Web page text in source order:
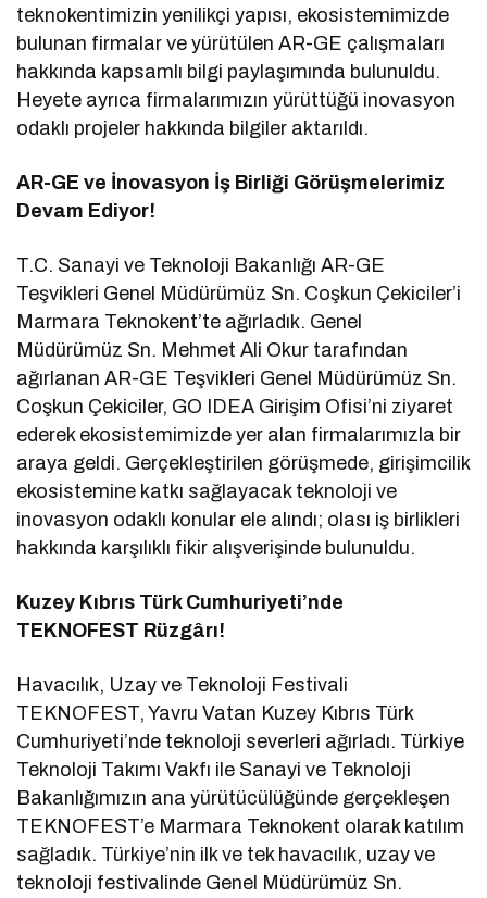
teknokentimizin yenilikçi yapısı, ekosistemimizde
bulunan firmalar ve yürütülen AR-GE çalışmaları
hakkında kapsamlı bilgi paylaşımında bulunuldu.
Heyete ayrıca firmalarımızın yürüttüğü inovasyon
odaklı projeler hakkında bilgiler aktarıldı.
AR-GE ve İnovasyon İş Birliği Görüşmelerimiz
Devam Ediyor!
T.C. Sanayi ve Teknoloji Bakanlığı AR-GE
Teşvikleri Genel Müdürümüz Sn. Coşkun Çekiciler’i
Marmara Teknokent’te ağırladık. Genel
Müdürümüz Sn. Mehmet Ali Okur tarafından
ağırlanan AR-GE Teşvikleri Genel Müdürümüz Sn.
Coşkun Çekiciler, GO IDEA Girişim Ofisi’ni ziyaret
ederek ekosistemimizde yer alan firmalarımızla bir
araya geldi. Gerçekleştirilen görüşmede, girişimcilik
ekosistemine katkı sağlayacak teknoloji ve
inovasyon odaklı konular ele alındı; olası iş birlikleri
hakkında karşılıklı fikir alışverişinde bulunuldu.
Kuzey Kıbrıs Türk Cumhuriyeti’nde
TEKNOFEST Rüzgârı!
Havacılık, Uzay ve Teknoloji Festivali
TEKNOFEST, Yavru Vatan Kuzey Kıbrıs Türk
Cumhuriyeti’nde teknoloji severleri ağırladı. Türkiye
Teknoloji Takımı Vakfı ile Sanayi ve Teknoloji
Bakanlığımızın ana yürütücülüğünde gerçekleşen
TEKNOFEST’e Marmara Teknokent olarak katılım
sağladık. Türkiye’nin ilk ve tek havacılık, uzay ve
teknoloji festivalinde Genel Müdürümüz Sn.